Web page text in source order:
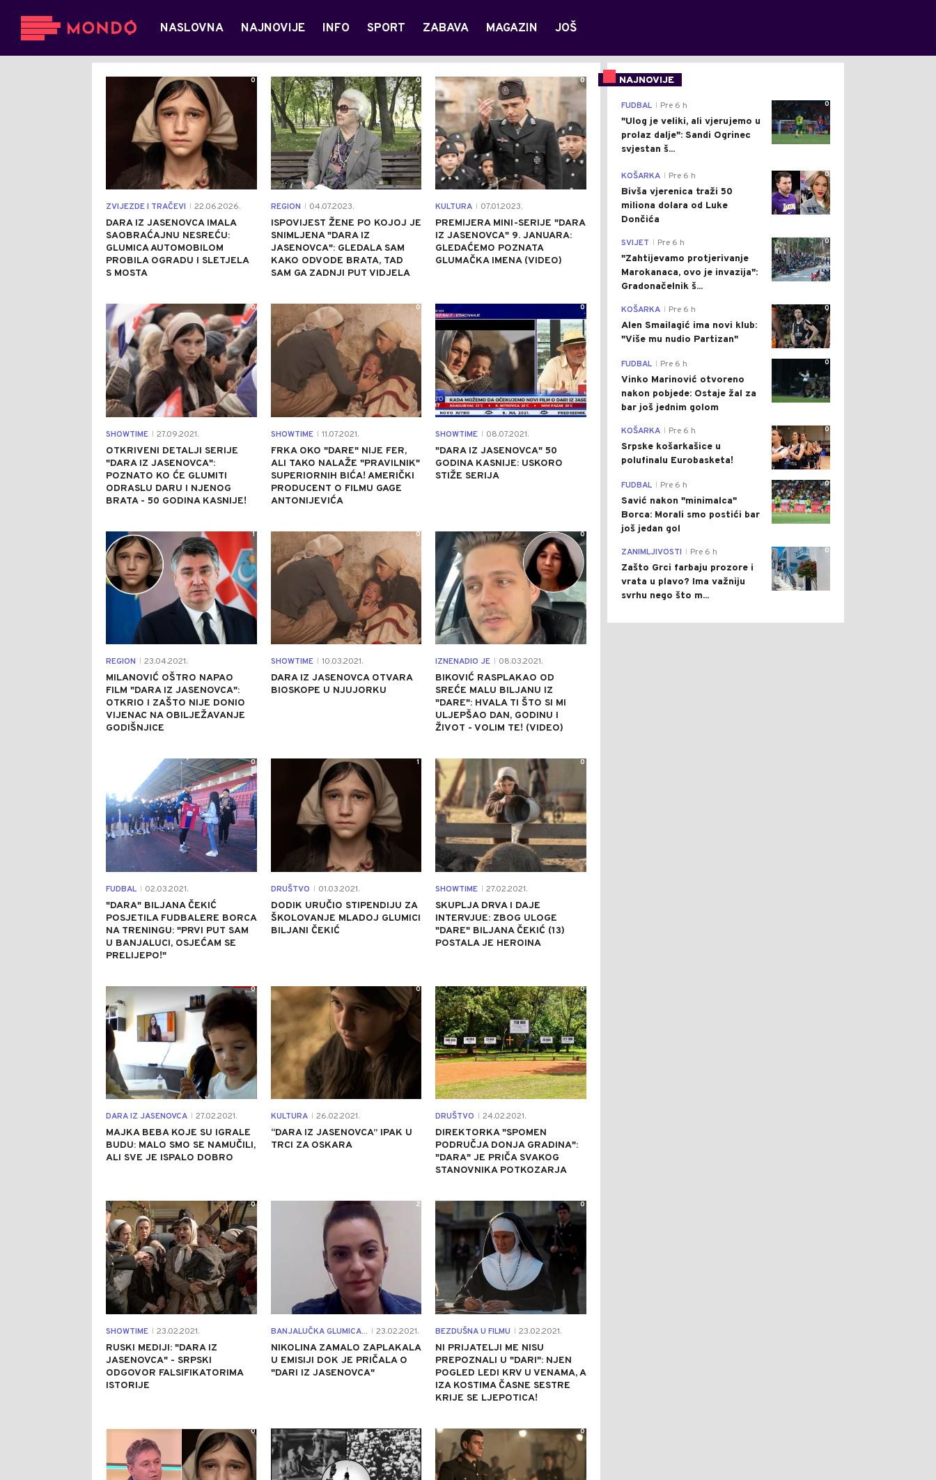
NASLOVNA NAJNOVIJE INFO SPORT ZABAVA MAGAZIN JOŠ
ZVIJEZDE I TRAČEVI 22.06.2026.
DARA IZ JASENOVCA IMALA
SAOBRAĆAJNU NESREĆU:
GLUMICA AUTOMOBILOM
PROBILA OGRADU I SLETJELA
S MOSTA
0
REGION 04.07.2023.
ISPOVIJEST ŽENE PO KOJOJ JE
SNIMLJENA "DARA IZ
JASENOVCA": GLEDALA SAM
KAKO ODVODE BRATA, TAD
SAM GA ZADNJI PUT VIDJELA
0
KULTURA 07.01.2023.
PREMIJERA MINI-SERIJE "DARA
IZ JASENOVCA" 9. JANUARA:
GLEDAĆEMO POZNATA
GLUMAČKA IMENA (VIDEO)
0
SHOWTIME 27.09.2021.
OTKRIVENI DETALJI SERIJE
"DARA IZ JASENOVCA":
POZNATO KO ĆE GLUMITI
ODRASLU DARU I NJENOG
BRATA - 50 GODINA KASNIJE!
0
SHOWTIME 11.07.2021.
FRKA OKO "DARE" NIJE FER,
ALI TAKO NALAŽE "PRAVILNIK"
SUPERIORNIH BIĆA! AMERIČKI
PRODUCENT O FILMU GAGE
ANTONIJEVIĆA
0
SHOWTIME 08.07.2021.
"DARA IZ JASENOVCA" 50
GODINA KASNIJE: USKORO
STIŽE SERIJA
0
REGION 23.04.2021.
MILANOVIĆ OŠTRO NAPAO
FILM "DARA IZ JASENOVCA":
OTKRIO I ZAŠTO NIJE DONIO
VIJENAC NA OBILJEŽAVANJE
GODIŠNJICE
1
SHOWTIME 10.03.2021.
DARA IZ JASENOVCA OTVARA
BIOSKOPE U NJUJORKU
0
IZNENADIO JE 08.03.2021.
BIKOVIĆ RASPLAKAO OD
SREĆE MALU BILJANU IZ
"DARE": HVALA TI ŠTO SI MI
ULJEPŠAO DAN, GODINU I
ŽIVOT - VOLIM TE! (VIDEO)
0
FUDBAL 02.03.2021.
"DARA" BILJANA ČEKIĆ
POSJETILA FUDBALERE BORCA
NA TRENINGU: "PRVI PUT SAM
U BANJALUCI, OSJEĆAM SE
PRELIJEPO!"
0
DRUŠTVO 01.03.2021.
DODIK URUČIO STIPENDIJU ZA
ŠKOLOVANJE MLADOJ GLUMICI
BILJANI ČEKIĆ
1
SHOWTIME 27.02.2021.
SKUPLJA DRVA I DAJE
INTERVJUE: ZBOG ULOGE
"DARE" BILJANA ČEKIĆ (13)
POSTALA JE HEROINA
0
DARA IZ JASENOVCA 27.02.2021.
MAJKA BEBA KOJE SU IGRALE
BUDU: MALO SMO SE NAMUČILI,
ALI SVE JE ISPALO DOBRO
0
KULTURA 26.02.2021.
“DARA IZ JASENOVCA” IPAK U
TRCI ZA OSKARA
0
DRUŠTVO 24.02.2021.
DIREKTORKA "SPOMEN
PODRUČJA DONJA GRADINA":
"DARA" JE PRIČA SVAKOG
STANOVNIKA POTKOZARJA
0
SHOWTIME 23.02.2021.
RUSKI MEDIJI: "DARA IZ
JASENOVCA" - SRPSKI
ODGOVOR FALSIFIKATORIMA
ISTORIJE
0
BANJALUČKA GLUMICA... 23.02.2021.
NIKOLINA ZAMALO ZAPLAKALA
U EMISIJI DOK JE PRIČALA O
"DARI IZ JASENOVCA"
2
BEZDUŠNA U FILMU 23.02.2021.
NI PRIJATELJI ME NISU
PREPOZNALI U "DARI": NJEN
POGLED LEDI KRV U VENAMA, A
IZA KOSTIMA ČASNE SESTRE
KRIJE SE LJEPOTICA!
0
0 0 0
NAJNOVIJE
0
FUDBAL Pre 6 h
"Ulog je veliki, ali vjerujemo u
prolaz dalje": Sandi Ogrinec
svjestan š...
0
KOŠARKA Pre 6 h
Bivša vjerenica traži 50
miliona dolara od Luke
Dončića
0
SVIJET Pre 6 h
"Zahtijevamo protjerivanje
Marokanaca, ovo je invazija":
Gradonačelnik š...
0
KOŠARKA Pre 6 h
Alen Smailagić ima novi klub:
"Više mu nudio Partizan"
0
FUDBAL Pre 6 h
Vinko Marinović otvoreno
nakon pobjede: Ostaje žal za
bar još jednim golom
0
KOŠARKA Pre 6 h
Srpske košarkašice u
polufinalu Eurobasketa!
0
FUDBAL Pre 6 h
Savić nakon "minimalca"
Borca: Morali smo postići bar
još jedan gol
0
ZANIMLJIVOSTI Pre 6 h
Zašto Grci farbaju prozore i
vrata u plavo? Ima važniju
svrhu nego što m...